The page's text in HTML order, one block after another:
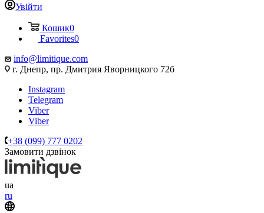
Увійти
Кошик0
Favorites0
info@limitique.com
г. Днепр, пр. Дмитрия Яворницкого 72б
Instagram
Telegram
Viber
Viber
+38 (099) 777 0202
Замовити дзвінок
ua
ru